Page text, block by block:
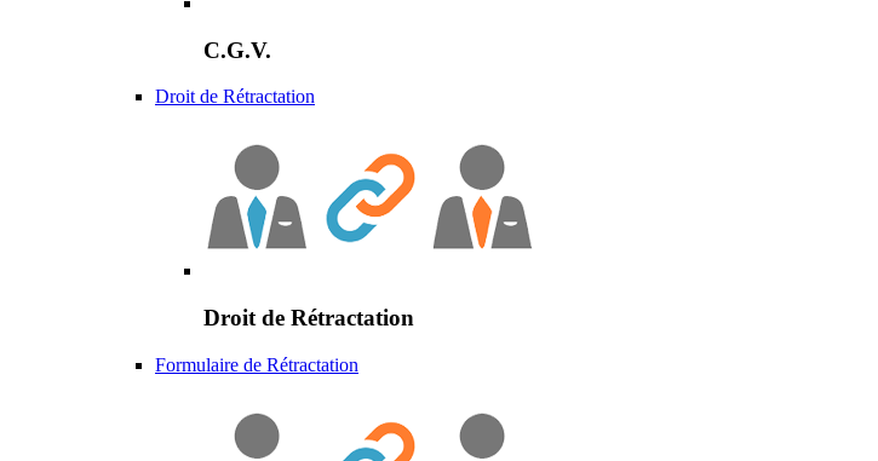
C.G.V.
Droit de Rétractation
Droit de Rétractation
Formulaire de Rétractation